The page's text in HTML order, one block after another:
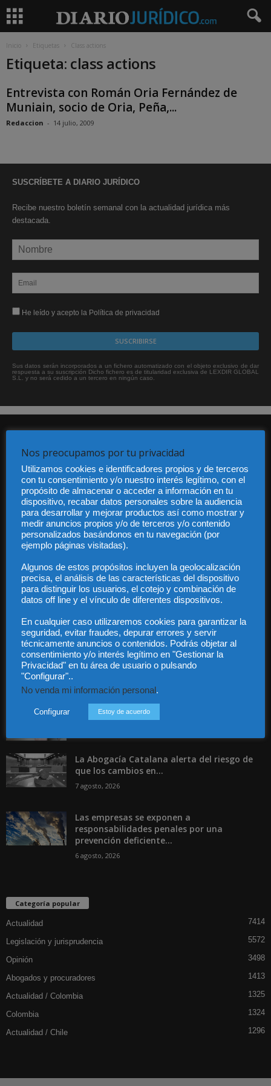
Inicio Etiquetas Class actions
Etiqueta: class actions
Entrevista con Román Oria Fernández de
Muniain, socio de Oria, Peña,...
Redaccion - 14 julio, 2009
SUSCRÍBETE A DIARIO JURÍDICO
Recibe nuestro boletín semanal con la actualidad jurídica más
destacada.
He leído y acepto la Política de privacidad
Sus datos serán incorporados a un fichero automatizado con el objeto exclusivo de dar
respuesta a su suscripción Dicho fichero es de titularidad exclusiva de LEXDIR GLOBAL
S.L. y no será cedido a un tercero en ningún caso.
Audiencia y Publicidad
Quiénes somos
Legal
Privacidad
Contacto
Contáctanos: info@diariojuridico.com
Incluso más noticias
es el referente en derecho...
La Abogacía Catalana alerta del riesgo de
que los cambios en...
7 agosto, 2026
Las empresas se exponen a
responsabilidades penales por una
prevención deficiente...
6 agosto, 2026
Categoría popular
Actualidad 7414
Legislación y jurisprudencia 5572
Opinión 3498
Abogados y procuradores 1413
Actualidad / Colombia 1325
Colombia 1324
Actualidad / Chile 1296
Nos preocupamos por tu privacidad
Utilizamos cookies e identificadores propios y de terceros
con tu consentimiento y/o nuestro interés legítimo, con el
propósito de almacenar o acceder a información en tu
dispositivo, recabar datos personales sobre la audiencia
para desarrollar y mejorar productos así como mostrar y
medir anuncios propios y/o de terceros y/o contenido
personalizados basándonos en tu navegación (por
ejemplo páginas visitadas).
Algunos de estos propósitos incluyen la geolocalización
precisa, el análisis de las características del dispositivo
para distinguir los usuarios, el cotejo y combinación de
datos off line y el vínculo de diferentes dispositivos.
En cualquier caso utilizaremos cookies para garantizar la
seguridad, evitar fraudes, depurar errores y servir
técnicamente anuncios o contenidos. Podrás objetar al
consentimiento y/o interés legítimo en "Gestionar la
Privacidad" en tu área de usuario o pulsando
"Configurar"..
No venda mi información personal.
Configurar Estoy de acuerdo